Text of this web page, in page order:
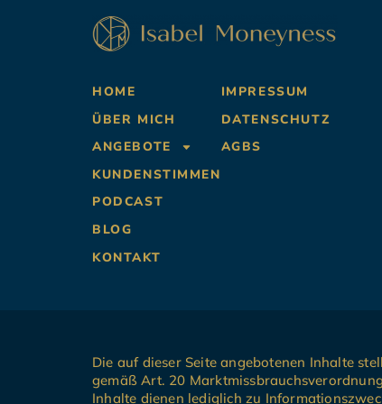
HOME
ÜBER MICH
ANGEBOTE
KUNDENSTIMMEN
PODCAST
BLOG
KONTAKT
IMPRESSUM
DATENSCHUTZ
AGBS
Die auf dieser Seite angebotenen Inhalte
gemäß Art. 20
Inhalte dienen lediglich zu